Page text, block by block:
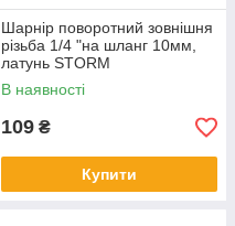
Шарнір поворотний зовнішня
різьба 1/4 "на шланг 10мм,
латунь STORM
В наявності
109 ₴
Купити